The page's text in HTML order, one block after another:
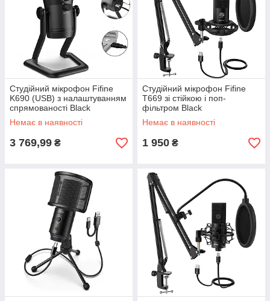
Студійний мікрофон Fifine
K690 (USB) з налаштуванням
спрямованості Black
Немає в наявності
3 769,99 ₴
Студійний мікрофон Fifine
T669 зі стійкою і поп-
фільтром Black
Немає в наявності
1 950 ₴